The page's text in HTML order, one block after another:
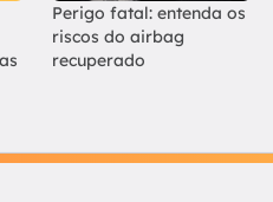
Perigo fatal: entenda os
riscos do airbag
recuperado